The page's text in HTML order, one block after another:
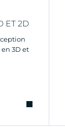
ET 2D
3D et